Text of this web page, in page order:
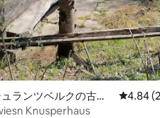
ュランツベルクの古民
レビュ
4.84
Knusperhaus